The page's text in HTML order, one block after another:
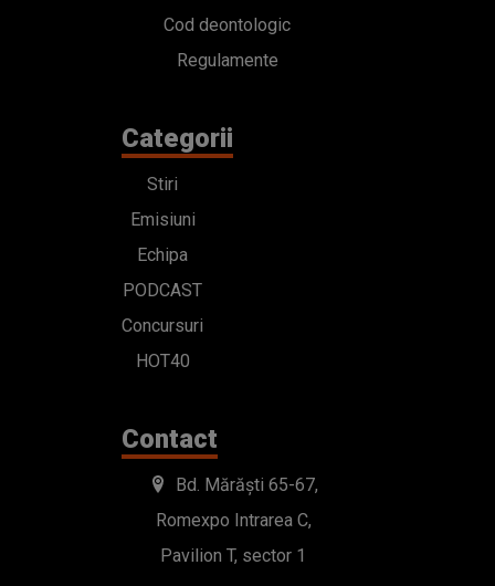
Cod deontologic
Regulamente
Categorii
Stiri
Emisiuni
Echipa
PODCAST
Concursuri
HOT40
Contact
Bd. Mărăști 65-67,
Romexpo Intrarea C,
Pavilion T, sector 1